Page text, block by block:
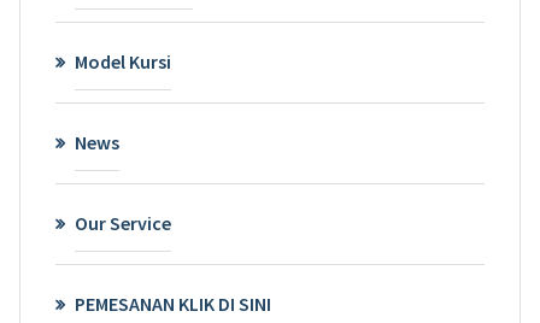
Model Kursi
News
Our Service
PEMESANAN KLIK DI SINI